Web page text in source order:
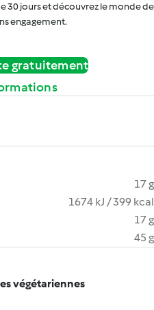
30 jours et découvrez le monde de
engagement.
gratuitement
17 g
1674 kJ / 399 kcal
17 g
45 g
végétariennes